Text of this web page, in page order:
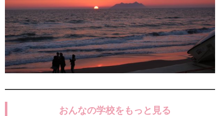
おんなの学校をもっと見る